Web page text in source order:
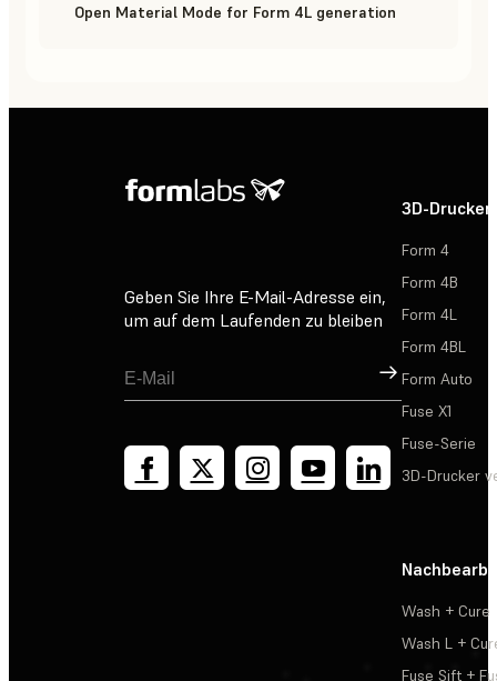
Open Material Mode for Form 4L generation
Geben Sie Ihre E-Mail-Adresse ein,
um auf dem Laufenden zu bleiben
Registrieren
3D-Drucker
Form 4
Form 4B
Form 4L
Form 4BL
Form Auto
Fuse X1
Fuse-Serie
3D-Drucker
Wash + Cure
Wash L +
Fuse Sift +